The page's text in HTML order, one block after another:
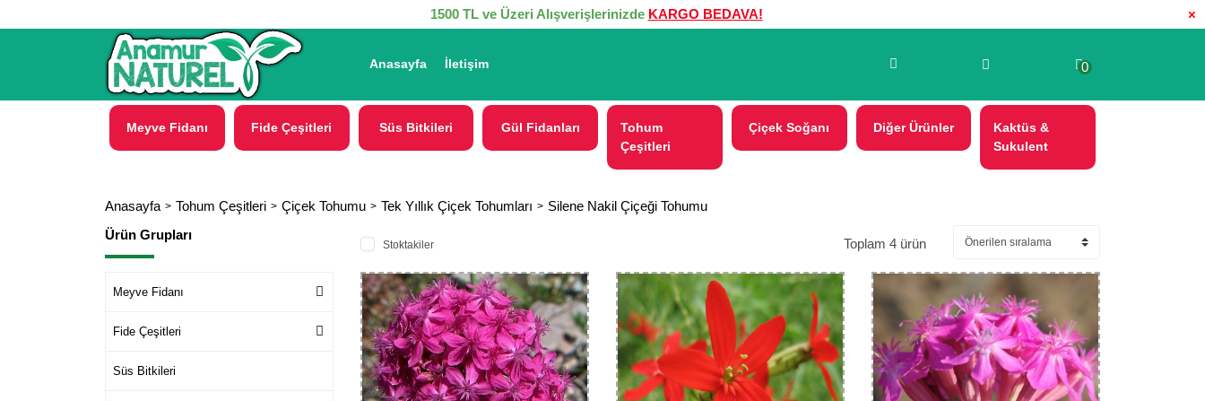
×
1500 TL ve Üzeri Alışverişlerinizde KARGO BEDAVA!
Anasayfa İletişim 0
Meyve Fidanı Fide Çeşitleri Süs Bitkileri Gül Fidanları
Tohum
Çeşitleri
Çiçek Soğanı Diğer Ürünler
Kaktüs &
Sukulent
Anasayfa Tohum Çeşitleri Çiçek Tohumu Tek Yıllık Çiçek Tohumları
Silene Nakil Çiçeği Tohumu
Ürün Grupları
Meyve Fidanı
Fide Çeşitleri
Süs Bitkileri
Stoktakiler Toplam 4 ürün